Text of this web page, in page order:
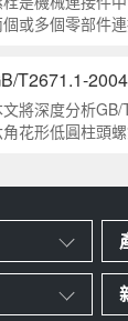
或多個零部件
級和B級兩種。下
螺栓有哪些區別
么不同?A級和
將深度分析
花形低圓柱頭